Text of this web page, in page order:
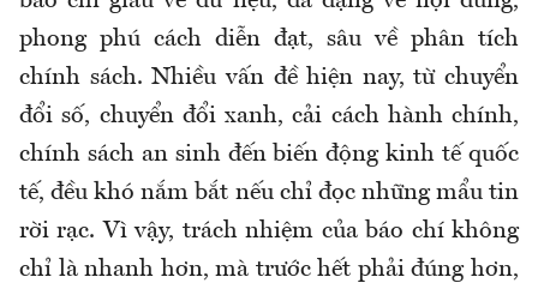
phong phú cách diễn đạt, sâu về phân tích
chính sách. Nhiều vấn đề hiện nay, từ chuyển
đổi số, chuyển đổi xanh, cải cách hành chính,
chính sách an sinh đến biến động kinh tế quốc
tế, đều khó nắm bắt nếu chỉ đọc những mẩu tin
rời rạc. Vì vậy, trách nhiệm của báo chí không
chỉ là nhanh hơn, mà trước hết phải đúng hơn,